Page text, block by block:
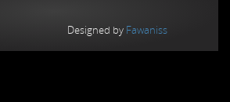
Designed by Fawaniss